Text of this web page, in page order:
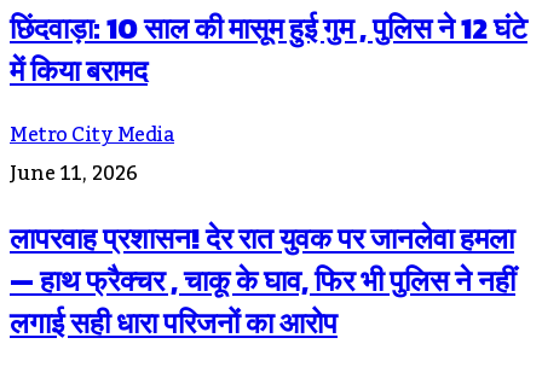
छिंदवाड़ा: 10 साल की मासूम हुई गुम , पुलिस ने 12 घंटे
में किया बरामद
Metro City Media
June 11, 2026
लापरवाह प्रशासन! देर रात युवक पर जानलेवा हमला
— हाथ फ्रैक्चर , चाकू के घाव, फिर भी पुलिस ने नहीं
लगाई सही धारा परिजनों का आरोप